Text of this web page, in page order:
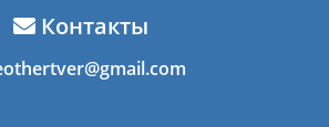
Контакты